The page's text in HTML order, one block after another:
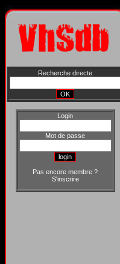
Recherche directe
Login
Mot de passe
Pas encore membre ?
S'inscrire